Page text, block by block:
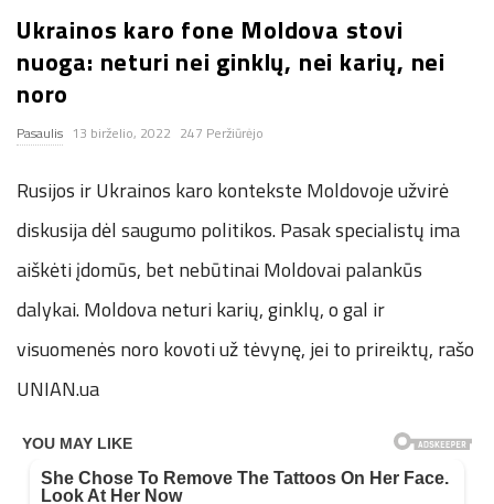
n
.
n
e
t
Ukrainos karo fone Moldova stovi
nuoga: neturi nei ginklų, nei karių, nei
noro
Pasaulis 13 birželio, 2022 247 Peržiūrėjo
Rusijos ir Ukrainos karo kontekste Moldovoje užvirė
diskusija dėl saugumo politikos. Pasak specialistų ima
aiškėti įdomūs, bet nebūtinai Moldovai palankūs
dalykai. Moldova neturi karių, ginklų, o gal ir
visuomenės noro kovoti už tėvynę, jei to prireiktų, rašo
UNIAN.ua